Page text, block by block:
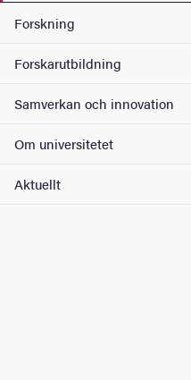
Forskning
Forskarutbildning
Samverkan och innovation
Om universitetet
Aktuellt